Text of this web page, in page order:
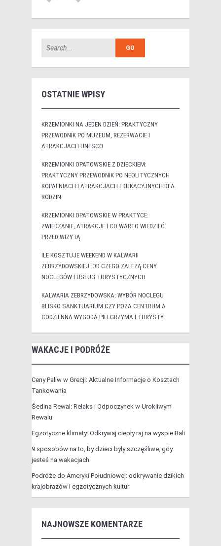
OSTATNIE WPISY
KRZEMIONKI NA JEDEN DZIEŃ: PRAKTYCZNY
PRZEWODNIK PO MUZEUM, REZERWACIE I
ATRAKCJACH UNESCO
KRZEMIONKI OPATOWSKIE Z DZIECKIEM:
PRAKTYCZNY PRZEWODNIK PO NEOLITYCZNYCH
KOPALNIACH I ATRAKCJACH EDUKACYJNYCH DLA
RODZIN
KRZEMIONKI OPATOWSKIE W PRAKTYCE:
ZWIEDZANIE, ATRAKCJE I CO WARTO WIEDZIEĆ
PRZED WIZYTĄ
ILE KOSZTUJE WEEKEND W KALWARII
ZEBRZYDOWSKIEJ: OD CZEGO ZALEŻĄ CENY
NOCLEGÓW I USŁUG TURYSTYCZNYCH
KALWARIA ZEBRZYDOWSKA: WYBÓR NOCLEGU
BLISKO SANKTUARIUM CZY POZA CENTRUM A
CODZIENNA WYGODA PIELGRZYMA I TURYSTY
WAKACJE I PODRÓŻE
Ceny Paliw w Grecji: Aktualne Informacje o Kosztach
Tankowania
Śedina Rewal: Relaks i Odpoczynek w Urokliwym
Rewalu
Egzotyczne klimaty: Odkrywaj ciepły raj na wyspie Bali
9 sposobów na to, by dzieci były szczęśliwe, gdy
jesteś na wakacjach
Podróże do Ameryki Południowej: odkrywanie dzikich
krajobrazów i egzotycznych kultur
NAJNOWSZE KOMENTARZE